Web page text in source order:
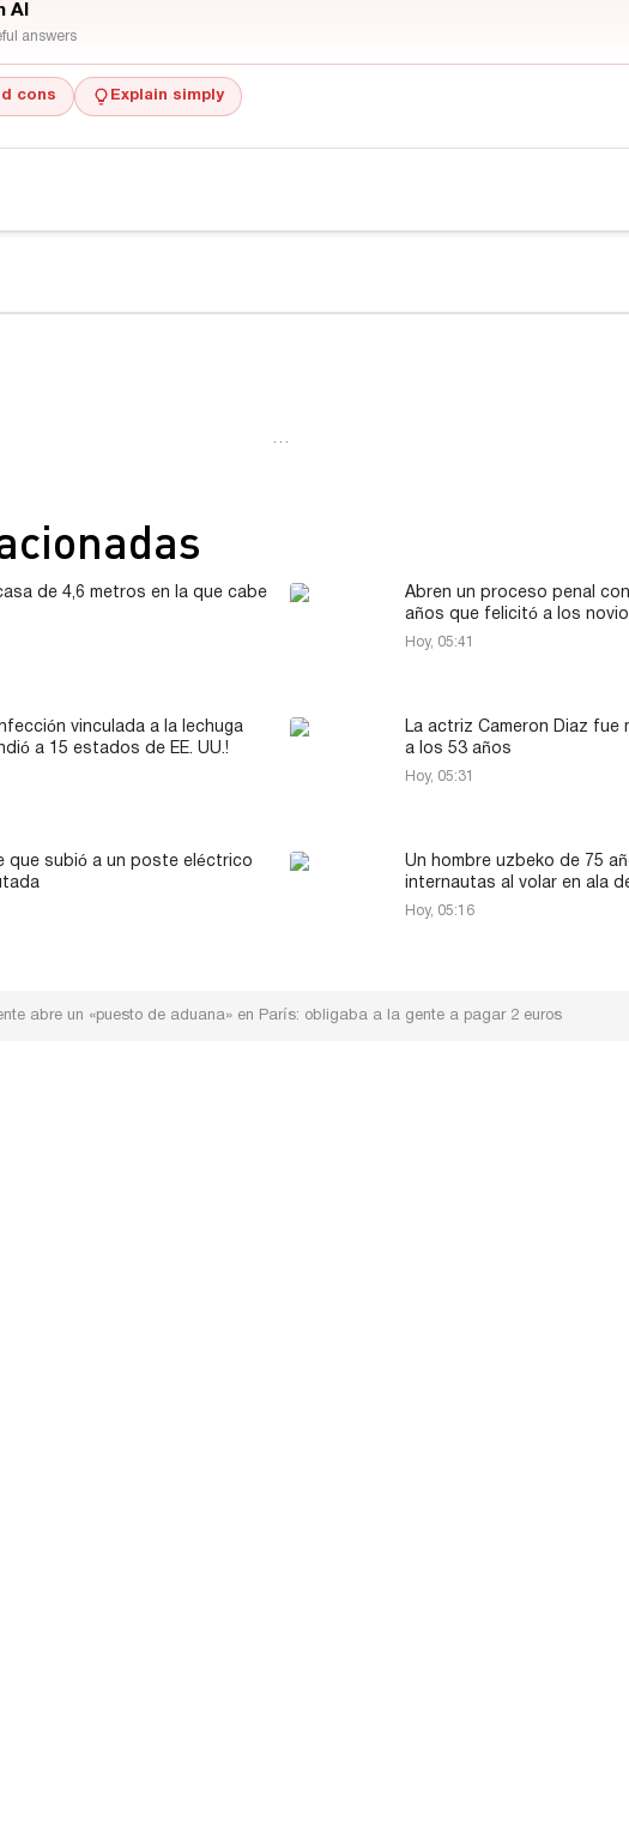
AI
answers
cons Explain simply
…
de 4,6 metros en la que cabe
Abren un proceso penal
años que felicitó a los
Hoy, 05:41
vinculada a la lechuga
a 15 estados de EE. UU.!
La actriz Cameron Diaz fue
a los 53 años
Hoy, 05:31
que subió a un poste eléctrico
Un hombre uzbeko de 75
internautas al volar en ala
Hoy, 05:16
abre un «puesto de aduana» en París: obligaba a la gente a pagar 2 euros